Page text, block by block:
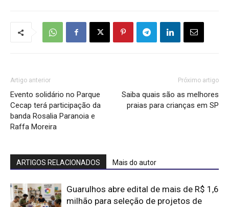
Artigo anterior
Evento solidário no Parque
Cecap terá participação da
banda Rosalia Paranoia e
Raffa Moreira
Próximo artigo
Saiba quais são as melhores
praias para crianças em SP
ARTIGOS RELACIONADOS Mais do autor
Guarulhos abre edital de mais de R$ 1,6
milhão para seleção de projetos de